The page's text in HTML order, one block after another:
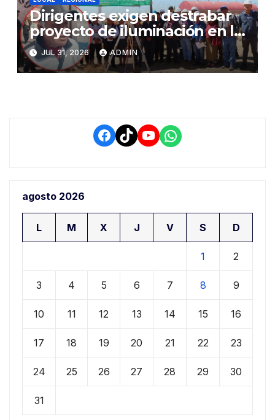
Dirigentes exigen destrabar
proyecto de iluminación en la
salida a Puno y alertan por
demora que pone en riesgo a
conductores
JUL 31, 2026 ADMIN
Facebook
TikTokYouTube
WhatsApp
agosto 2026
L M X J V S D
1 2
3 4 5 6 7 8 9
10 11 12 13 14 15 16
17 18 19 20 21 22 23
24 25 26 27 28 29 30
31